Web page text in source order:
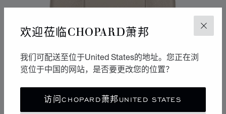
关闭
欢迎莅临CHOPARD萧邦
我们可配送至位于United States的地址。您正在浏
览位于中国的网站，是否要更改您的位置？
访问CHOPARD萧邦UNITED STATES
DIAMOND托特包